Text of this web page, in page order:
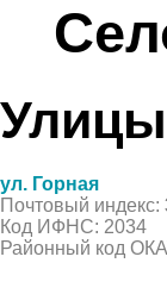
Улицы
ул. Горная
Почтовый индекс:
Код ИФНС: 2034
Районный код